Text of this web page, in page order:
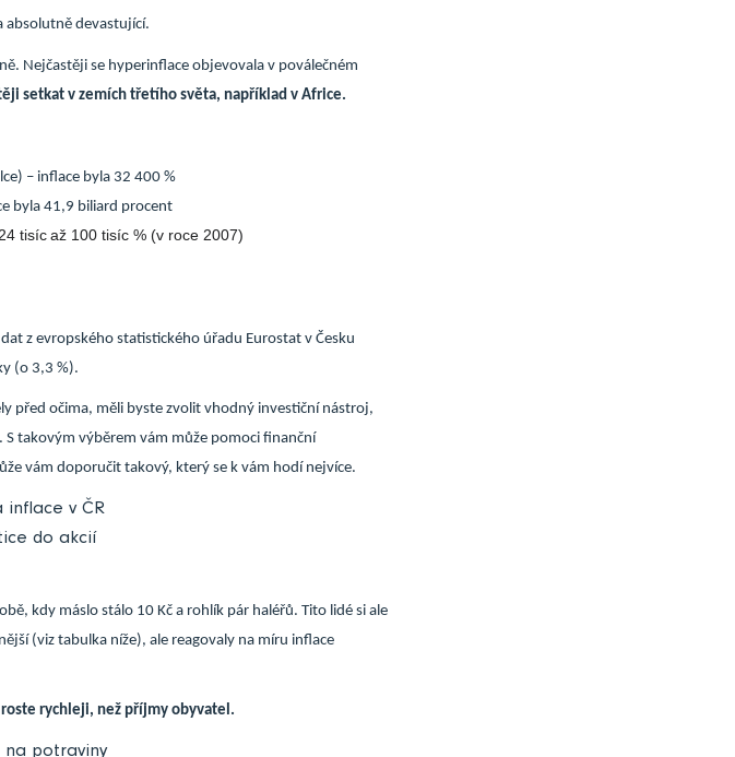
absolutně devastující.
Nejčastěji se hyperinflace objevovala v poválečném
setkat v zemích třetího světa, například v Africe.
– inflace byla 32 400 %
byla 41,9 biliard procent
24 tisícaž 100 tisíc % (v roce 2007)
z evropského statistického úřadu Eurostat v Česku
(o 3,3 %).
před očima, měli byste zvolit vhodný investiční nástroj,
. S takovým výběrem vám může pomoci finanční
vám doporučit takový, který se k vám hodí nejvíce.
do akcií
kdy máslo stálo 10 Kč a rohlík pár haléřů. Tito lidé si ale
(viz tabulka níže), ale reagovaly na míru inflace
rychleji, než příjmy obyvatel.